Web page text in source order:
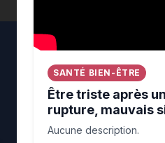
SANTÉ BIEN-ÊTRE
Être triste après
rupture, mauvais
Aucune description.